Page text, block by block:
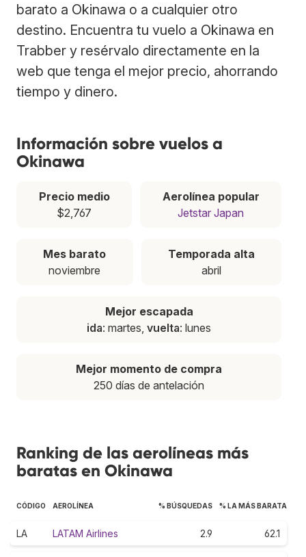
barato a Okinawa o a cualquier otro
destino. Encuentra tu vuelo a Okinawa en
Trabber y resérvalo directamente en la
web que tenga el mejor precio, ahorrando
tiempo y dinero.
Información sobre vuelos a
Okinawa
Precio medio
$2,767
Aerolínea popular
Jetstar Japan
Mes barato
noviembre
Temporada alta
abril
Mejor escapada
ida: martes, vuelta: lunes
Mejor momento de compra
250 días de antelación
Ranking de las aerolíneas más
baratas en Okinawa
CÓDIGO AEROLÍNEA % BÚSQUEDAS % LA MÁS BARATA
LA LATAM Airlines 2.9 62.1